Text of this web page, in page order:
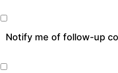
Notify me of follow-up